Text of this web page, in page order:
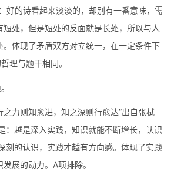
好的诗看起来淡淡的，却别有一番意味，需
处，但是短处的反面就是长处，所以与人
。体现了矛盾双方对立统一，在一定条件下
理与题干相同。
之力则知愈进，知之深则行愈达”出自张栻
：越是深入实践，知识就能不断增长，认识
刻的认识，实践才越有方向感。体现了实践
展的动力。A项排除。